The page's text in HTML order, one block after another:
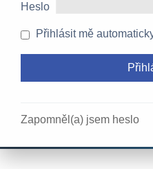
Heslo
Přihlásit mě
Zapomněl(a) jsem heslo